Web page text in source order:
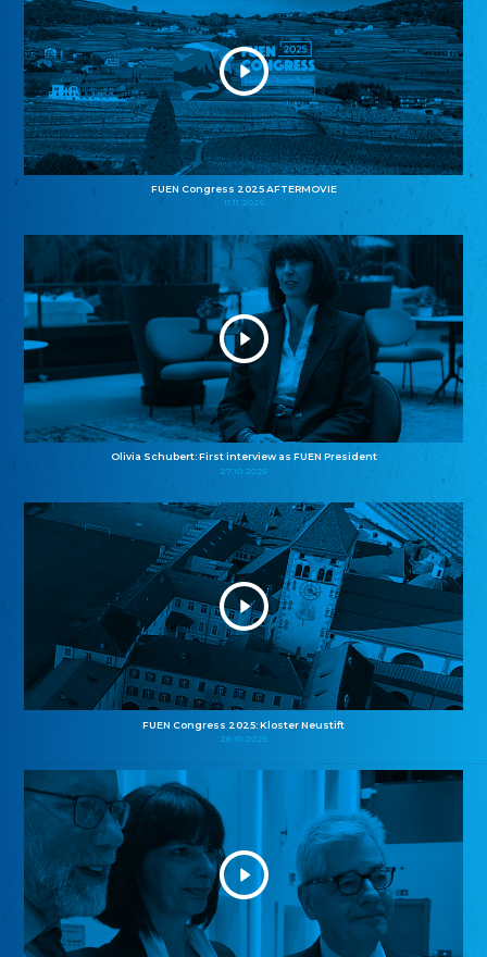
FUEN Congress 2025 AFTERMOVIE
11.11.2025
Olivia Schubert: First interview as FUEN President
27.10.2025
FUEN Congress 2025: Kloster Neustift
26.10.2025